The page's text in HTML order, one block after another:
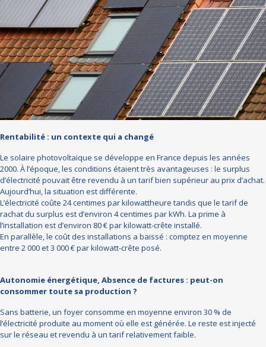
Rentabilité : un contexte qui a changé
Le solaire photovoltaïque se développe en France depuis les années
2000. À l’époque, les conditions étaient très avantageuses : le surplus
d’électricité pouvait être revendu à un tarif bien supérieur au prix d’achat.
Aujourd’hui, la situation est différente.
L’électricité coûte 24 centimes par kilowattheure tandis que le tarif de
rachat du surplus est d’environ 4 centimes par kWh. La prime à
l’installation est d’environ 80 € par kilowatt-crête installé.
En parallèle, le coût des installations a baissé : comptez en moyenne
entre 2 000 et 3 000 € par kilowatt-crête posé.
Autonomie énergétique, Absence de factures : peut-on
consommer toute sa production ?
Sans batterie, un foyer consomme en moyenne environ 30 % de
l’électricité produite au moment où elle est générée. Le reste est injecté
sur le réseau et revendu à un tarif relativement faible.